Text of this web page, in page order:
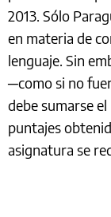
2013. Sólo
en materia de
lenguaje. Sin
─como si no
debe sumarse
puntajes
asignatura se